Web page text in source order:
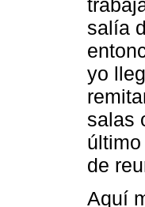
salía
yo
salas
de
Aquí